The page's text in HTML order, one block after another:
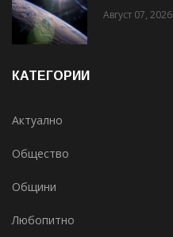
Август 07, 2026
КАТЕГОРИИ
Актуално
Общество
Общини
Любопитно